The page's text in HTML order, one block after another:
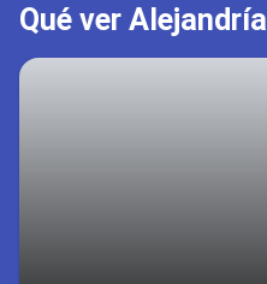
Qué ver Alejandría